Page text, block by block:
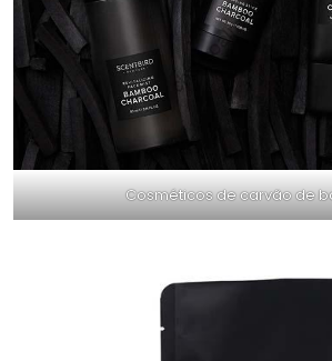
Cosméticos de carvão de